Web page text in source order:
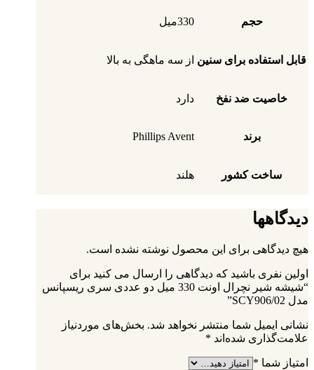
حجم 330میل
قابل استفاده برای سنین از سه ماهگی به بالا
خاصیت ضد نفخ دارد
برند Phillips Avent
ساخت کشور هلند
دیدگاهها
هیچ دیدگاهی برای این محصول نوشته نشده است.
اولین نفری باشید که دیدگاهی را ارسال می کنید برای
“شیشه شیر نچرال اونت 330 میل دو عددی سری ریسپانس
مدل SCY906/02”
نشانی ایمیل شما منتشر نخواهد شد. بخش‌های موردنیاز
علامت‌گذاری شده‌اند *
امتیاز شما *